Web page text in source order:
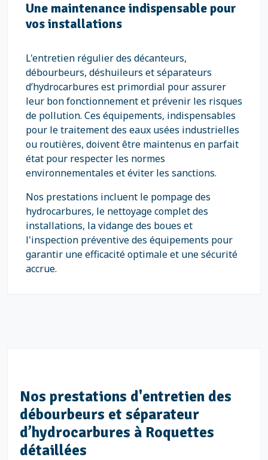
Une maintenance indispensable pour
vos installations
L'entretien régulier des décanteurs,
débourbeurs, déshuileurs et séparateurs
d’hydrocarbures est primordial pour assurer
leur bon fonctionnement et prévenir les risques
de pollution. Ces équipements, indispensables
pour le traitement des eaux usées industrielles
ou routières, doivent être maintenus en parfait
état pour respecter les normes
environnementales et éviter les sanctions.
Nos prestations incluent le pompage des
hydrocarbures, le nettoyage complet des
installations, la vidange des boues et
l'inspection préventive des équipements pour
garantir une efficacité optimale et une sécurité
accrue.
Nos prestations d'entretien des
débourbeurs et séparateur
d’hydrocarbures à Roquettes
détaillées